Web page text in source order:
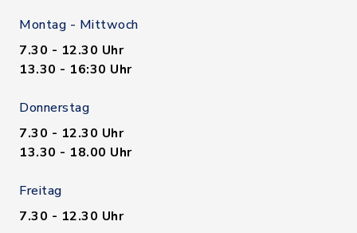
Montag - Mittwoch
7.30 - 12.30 Uhr
13.30 - 16:30 Uhr
Donnerstag
7.30 - 12.30 Uhr
13.30 - 18.00 Uhr
Freitag
7.30 - 12.30 Uhr